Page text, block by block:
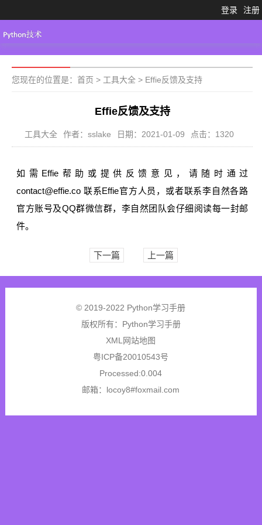
登录 注册
Python3.X 工具大全 Python代码
您现在的位置是： 首页 > 工具大全 > Effie反馈及支持
Effie反馈及支持
工具大全 作者：sslake 日期：2021-01-09 点击：1320
如需Effie帮助或提供反馈意见，请随时通过
contact@effie.co 联系Effie官方人员，或者联系李自然各路
官方账号及QQ群微信群，李自然团队会仔细阅读每一封邮
件。
下一篇 上一篇
© 2019-2022 Python学习手册
版权所有： Python学习手册
XML网站地图
粤ICP备20010543号
Processed:0.004
邮箱：locoy8#foxmail.com